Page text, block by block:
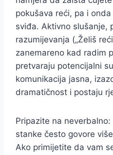
pokušava reći, pa i
sviđa. Aktivno slušanje,
razumijevanja („Želiš
zanemareno kad radim
pretvaraju potencijalni
komunikacija jasna,
dramatičnost i postaju
Pripazite na
stanke često govore
Ako primijetite da vam